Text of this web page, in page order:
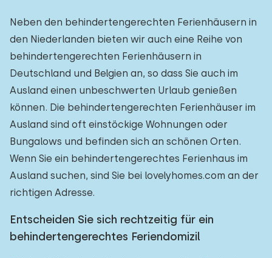
Neben den behindertengerechten Ferienhäusern in
den Niederlanden bieten wir auch eine Reihe von
behindertengerechten Ferienhäusern in
Deutschland und Belgien an, so dass Sie auch im
Ausland einen unbeschwerten Urlaub genießen
können. Die behindertengerechten Ferienhäuser im
Ausland sind oft einstöckige Wohnungen oder
Bungalows und befinden sich an schönen Orten.
Wenn Sie ein behindertengerechtes Ferienhaus im
Ausland suchen, sind Sie bei lovelyhomes.com an der
richtigen Adresse.
Entscheiden Sie sich rechtzeitig für ein
behindertengerechtes Feriendomizil